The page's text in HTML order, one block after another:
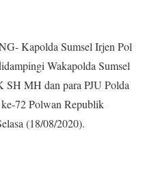
Kapolda Sumsel Irjen Pol
Wakapolda Sumsel
MH dan para PJU Polda
72 Polwan Republik
(18/08/2020).